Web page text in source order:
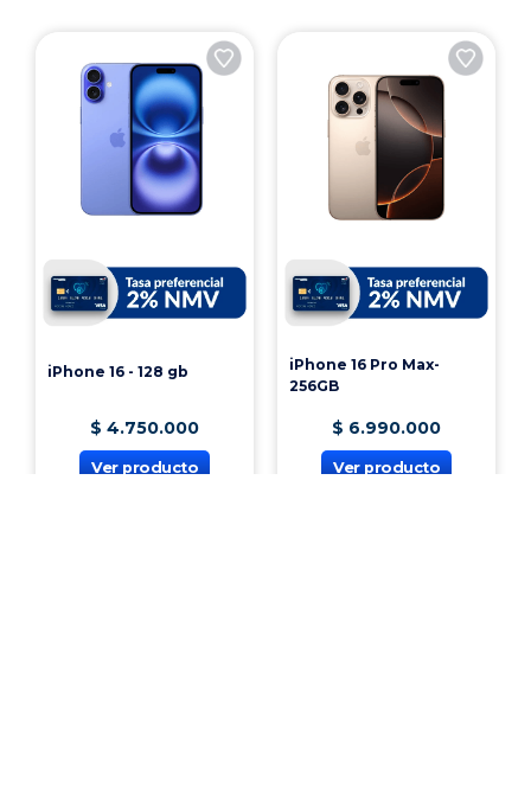
iPhone 16 - 128 gb
$ 4.750.000
Ver producto
iPhone 16 Pro Max-
256GB
$ 6.990.000
Ver producto